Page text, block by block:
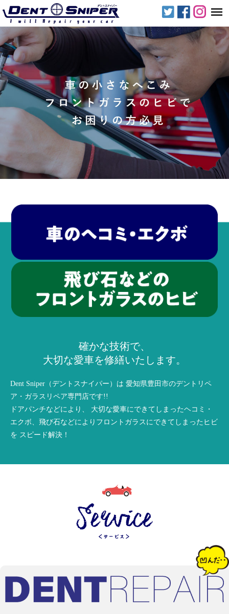
確かな技術で、
大切な愛車を修繕いたします。
Dent Sniper（デントスナイパー）は 愛知県豊田市のデントリペ
ア・ガラスリペア専門店です!!
ドアパンチなどにより、
大切な愛車にできてしまったヘコミ・
エクボ、 飛び石などによりフロントガラスにできてしまったヒビ
を スピード解決！